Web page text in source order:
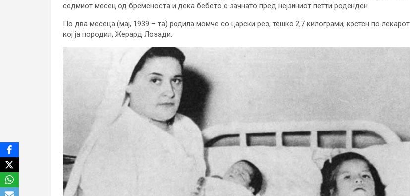
седмиот месец од бременоста и дека бебето е зачнато пред нејзиниот петти роденден.
По два месеца (мај, 1939 – та) родила момче со царски рез, тешко 2,7 килограми, крстен по лекарот
кој ја породил, Жерард Лозади.